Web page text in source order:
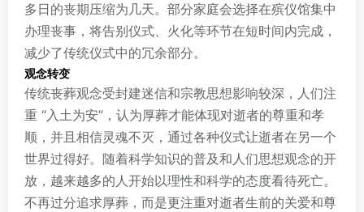
多日的丧期压缩为几天。部分家庭会选择在殡仪馆集中
办理丧事，将告别仪式、火化等环节在短时间内完成，
减少了传统仪式中的冗余部分。
观念转变
传统丧葬观念受封建迷信和宗教思想影响较深，人们注
重 “入土为安”，认为厚葬才能体现对逝者的尊重和孝
顺，并且相信灵魂不灭，通过各种仪式让逝者在另一个
世界过得好。随着科学知识的普及和人们思想观念的开
放，越来越多的人开始以理性和科学的态度看待死亡。
不再过分追求厚葬，而是更注重对逝者生前的关爱和尊